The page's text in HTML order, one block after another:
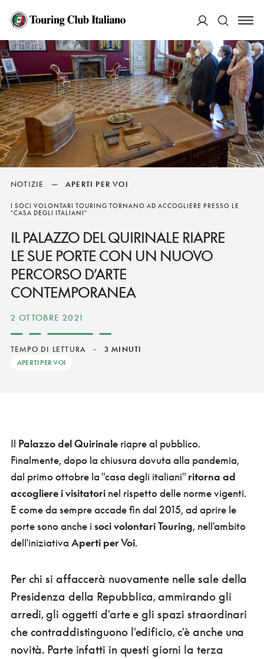
Cerca
NOTIZIE — APERTI PER VOI
I SOCI VOLONTARI TOURING TORNANO AD ACCOGLIERE PRESSO LE
"CASA DEGLI ITALIANI"
IL PALAZZO DEL QUIRINALE RIAPRE
LE SUE PORTE CON UN NUOVO
PERCORSO D’ARTE
CONTEMPORANEA
2 OTTOBRE 2021
TEMPO DI LETTURA - 3 MINUTI
APERTI PER VOI
Il Palazzo del Quirinaleriapre al pubblico.
Finalmente, dopo la chiusura dovuta alla pandemia,
dal primo ottobre la "casa degli italiani" ritorna ad
accogliere i visitatorinel rispetto delle norme vigenti.
E come da sempre accade fin dal 2015, ad aprire le
porte sono anche isoci volontari Touring, nell'ambito
dell'iniziativa Aperti per Voi.
Per chi si affaccerà nuovamente nelle sale della
Presidenza della Repubblica, ammirando gli
arredi, gli oggetti d'arte e gli spazi straordinari
che contraddistinguono l'edificio, c'è anche una
novità. Parte infatti in questi giorni la terza